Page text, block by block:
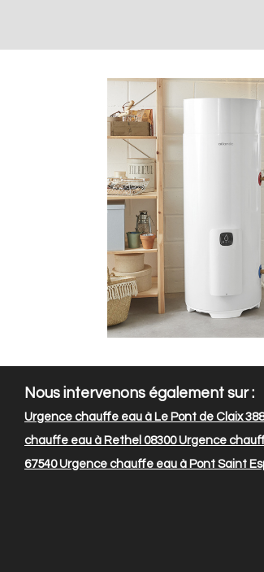
Nous intervenons également sur :
Urgence chauffe eau à Le Pont de Claix
chauffe eau à Rethel 08300Urgence
67540Urgence chauffe eau à Pont Saint